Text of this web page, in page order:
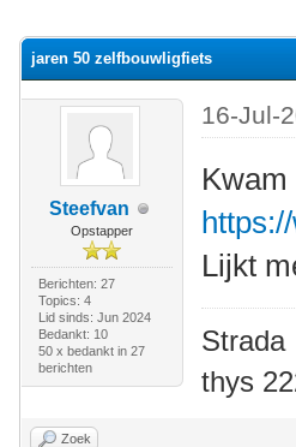
jaren 50 zelfbouwligfiets
Steefvan
Opstapper
Berichten: 27
Topics: 4
Lid sinds: Jun 2024
Bedankt: 10
50 x bedankt in 27
berichten
16-Jul-
Lijkt
Strada
thys
Zoek